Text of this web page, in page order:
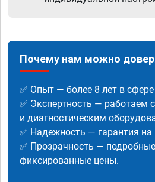
Почему нам можно
✅ Опыт — более 8 лет в
✅ Экспертность —
и диагностическим
✅ Надежность — гарантия на
✅ Прозрачность —
фиксированные цены.